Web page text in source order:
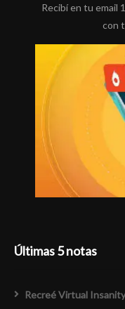
Recibí en tu email
con
Últimas 5 notas
Recreé Virtual